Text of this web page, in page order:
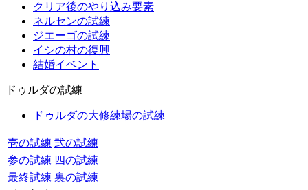
クリア後のやり込み要素
ネルセンの試練
ジエーゴの試練
イシの村の復興
結婚イベント
ドゥルダの試練
ドゥルダの大修練場の試練
壱の試練 弐の試練
参の試練 四の試練
最終試練 裏の試練